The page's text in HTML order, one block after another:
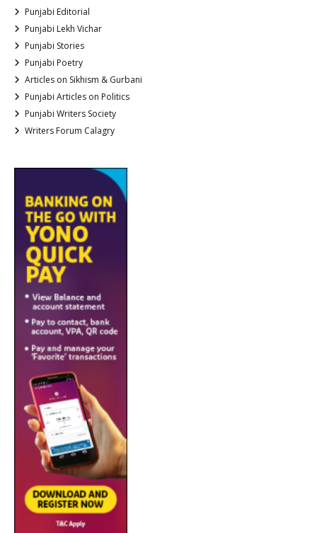
Punjabi Editorial
Punjabi Lekh Vichar
Punjabi Stories
Punjabi Poetry
Articles on Sikhism & Gurbani
Punjabi Articles on Politics
Punjabi Writers Society
Writers Forum Calagry